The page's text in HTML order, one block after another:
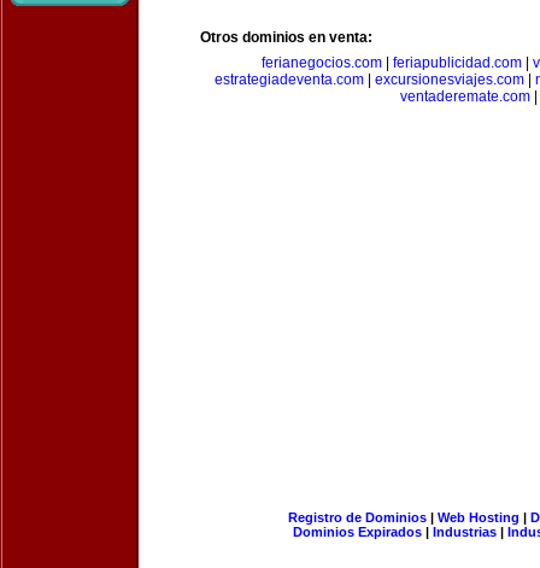
Otros dominios en venta:
ferianegocios.com| feriapublicidad.com|
estrategiadeventa.com| excursionesviajes.com|
ventaderemate.com
Registro de Dominios| Web Hosting |
Dominios Expirados | Industrias |